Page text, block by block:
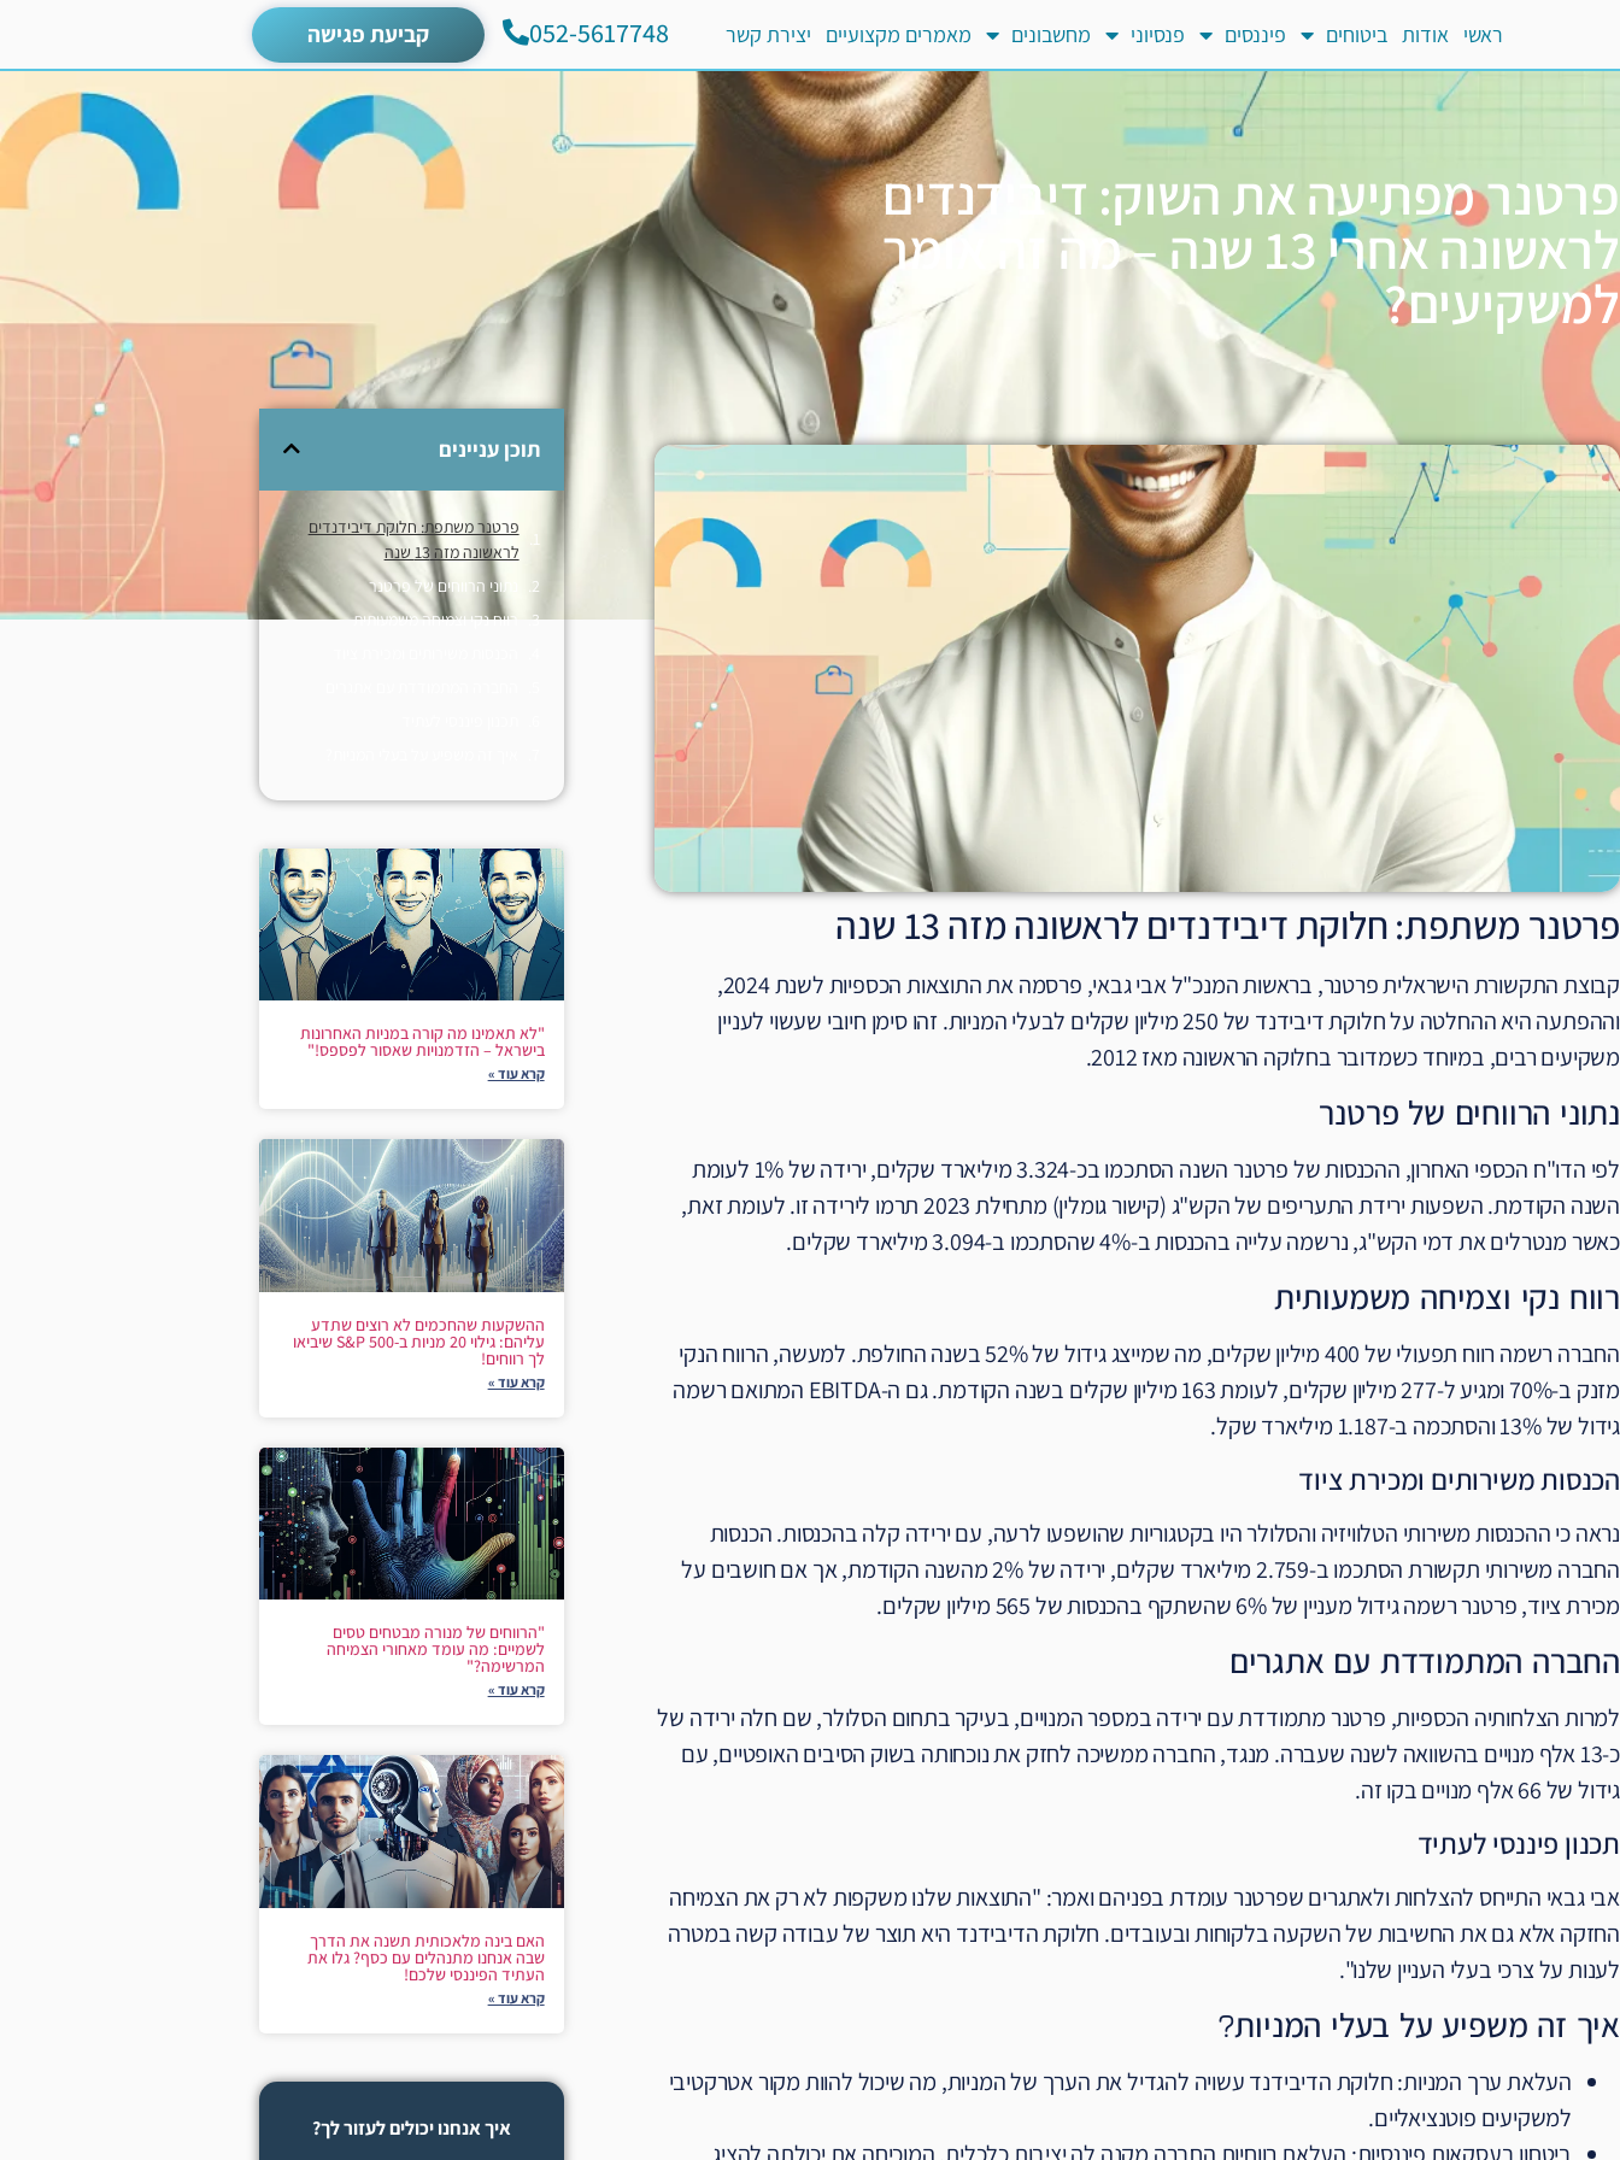
ראשי אודות ביטוחים פיננסים פנסיוני מחשבונים מאמרים מקצועיים יצירת קשר 052-5617748 קביעת פגישה
פרטנר מפתיעה את השוק: דיבידנדים
לראשונה אחרי 13 שנה – מה זה אומר
למשקיעים?
פרטנר משתפת: חלוקת דיבידנדים לראשונה מזה 13 שנה
קבוצת התקשורת הישראלית פרטנר, בראשות המנכ"ל אבי גבאי, פרסמה את התוצאות הכספיות לשנת 2024,
וההפתעה היא ההחלטה על חלוקת דיבידנד של 250 מיליון שקלים לבעלי המניות. זהו סימן חיובי שעשוי לעניין
משקיעים רבים, במיוחד כשמדובר בחלוקה הראשונה מאז 2012.
נתוני הרווחים של פרטנר
לפי הדו"ח הכספי האחרון, ההכנסות של פרטנר השנה הסתכמו בכ-3.324 מיליארד שקלים, ירידה של 1% לעומת
השנה הקודמת. השפעות ירידת התעריפים של הקש"ג (קישור גומלין) מתחילת 2023 תרמו לירידה זו. לעומת זאת,
כאשר מנטרלים את דמי הקש"ג, נרשמה עלייה בהכנסות ב-4% שהסתכמו ב-3.094 מיליארד שקלים.
רווח נקי וצמיחה משמעותית
החברה רשמה רווח תפעולי של 400 מיליון שקלים, מה שמייצג גידול של 52% בשנה החולפת. למעשה, הרווח הנקי
מזנק ב-70% ומגיע ל-277 מיליון שקלים, לעומת 163 מיליון שקלים בשנה הקודמת. גם ה-EBITDA המתואם רשמה
גידול של 13% והסתכמה ב-1.187 מיליארד שקל.
הכנסות משירותים ומכירת ציוד
נראה כי ההכנסות משירותי הטלוויזיה והסלולר היו בקטגוריות שהושפעו לרעה, עם ירידה קלה בהכנסות. הכנסות
החברה משירותי תקשורת הסתכמו ב-2.759 מיליארד שקלים, ירידה של 2% מהשנה הקודמת, אך אם חושבים על
מכירת ציוד, פרטנר רשמה גידול מעניין של 6% שהשתקף בהכנסות של 565 מיליון שקלים.
החברה המתמודדת עם אתגרים
למרות הצלחותיה הכספיות, פרטנר מתמודדת עם ירידה במספר המנויים, בעיקר בתחום הסלולר, שם חלה ירידה של
כ-13 אלף מנויים בהשוואה לשנה שעברה. מנגד, החברה ממשיכה לחזק את נוכחותה בשוק הסיבים האופטיים, עם
גידול של 66 אלף מנויים בקו זה.
תכנון פיננסי לעתיד
אבי גבאי התייחס להצלחות ולאתגרים שפרטנר עומדת בפניהם ואמר: "התוצאות שלנו משקפות לא רק את הצמיחה
החזקה אלא גם את החשיבות של השקעה בלקוחות ובעובדים. חלוקת הדיבידנד היא תוצר של עבודה קשה במטרה
לענות על צרכי בעלי העניין שלנו".
איך זה משפיע על בעלי המניות?
העלאת ערך המניות: חלוקת הדיבידנד עשויה להגדיל את הערך של המניות, מה שיכול להוות מקור אטרקטיבי
למשקיעים פוטנציאליים.
תוכן עניינים
פרטנר משתפת: חלוקת דיבידנדים
לראשונה מזה 13 שנה
נתוני הרווחים של פרטנר
רווח נקי וצמיחה משמעותית
"לא תאמינו מה קורה במניות האחרונות
בישראל – הזדמנויות שאסור לפספס!"
קרא עוד »
ההשקעות שהחכמים לא רוצים שתדע
עליהם: גילוי 20 מניות ב-S&P 500 שיביאו
לך רווחים!
קרא עוד »
"הרווחים של מנורה מבטחים טסים
לשמיים: מה עומד מאחורי הצמיחה
המרשימה?"
קרא עוד »
האם בינה מלאכותית תשנה את הדרך
שבה אנחנו מתנהלים עם כסף? גלו את
העתיד הפיננסי שלכם!
קרא עוד »
איך אנחנו יכולים לעזור לך?